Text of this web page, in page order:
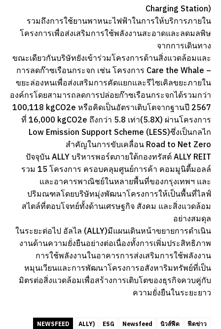
Charging Station)
รวมถึงการใช้ยานพาหนะไฟฟ้าในการให้บริการภายใน
โครงการเพื่อส่งเสริมการใช้พลังงานสะอาดและลดมลพิษ
จากการเดินทาง
ขณะเดียวกันบริษัทยังเข้าร่วมโครงการด้านสิ่งแวดล้อมและ
การลดก๊าซเรือนกระจก เช่น โครงการ Care the Whale –
ขยะล่องหนเพื่อส่งเสริมการคัดแยกและรีไซเคิลขยะภายใน
องค์กรโดยสามารถลดการปล่อยก๊าซเรือนกระจกได้รวมกว่า
100,118 kgCO2e หรือคิดเป็นอัตราเติบโตจากฐานปี 2567
ที่ 16,000 kgCO2e ถึงกว่า 5.8 เท่า(5.8X) ผ่านโครงการ
Low Emission Support Scheme (LESS)ซึ่งเป็นกลไก
สำคัญในการขับเคลื่อน Road to Net Zero
ปัจจุบัน ALLY บริหารพอร์ตภายใต้กองทรัสต์ ALLY REIT
รวม 15 โครงการ ครอบคลุมศูนย์การค้า คอมมูนิตี้มอลล์
และอาคารพาณิชย์ในหลายพื้นที่ของกรุงเทพฯ และ
ปริมณฑลโดยบริษัทมุ่งพัฒนาโครงการให้เป็นพื้นที่ไลฟ์
สไตล์ที่ตอบโจทย์ทั้งด้านเศรษฐกิจ สังคม และสิ่งแวดล้อม
อย่างสมดุล
ในระยะต่อไป อัลไล (ALLY)มีแผนเดินหน้าขยายการดำเนิน
งานด้านความยั่งยืนอย่างต่อเนื่องทั้งการเพิ่มประสิทธิภาพ
การใช้พลังงานในอาคารการส่งเสริมการใช้พลังงาน
หมุนเวียนและการพัฒนาโครงการอสังหาริมทรัพย์ที่เป็น
มิตรต่อสิ่งแวดล้อมเพื่อสร้างการเติบโตของธุรกิจควบคู่กับ
ความยั่งยืนในระยะยาว
NEWSFEED ALLY) ESG Newsfeed นิวส์ฟีด
ฟีดข่าว